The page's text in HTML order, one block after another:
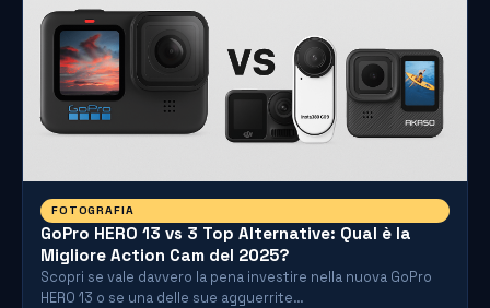
FOTOGRAFIA
GoPro HERO 13 vs 3 Top Alternative: Qual è la
Migliore Action Cam del 2025?
Scopri se vale davvero la pena investire nella nuova GoPro
HERO 13 o se una delle sue agguerrite…